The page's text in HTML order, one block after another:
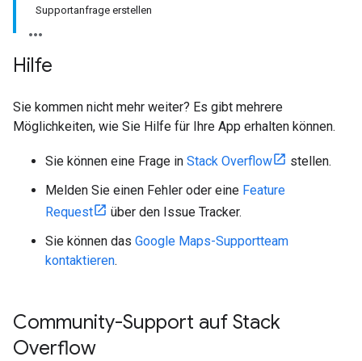
Supportanfrage erstellen
Hilfe
Sie kommen nicht mehr weiter? Es gibt mehrere
Möglichkeiten, wie Sie Hilfe für Ihre App erhalten können.
Sie können eine Frage in Stack Overflow
stellen.
Melden Sie einen Fehler oder eine Feature
Request
über den Issue Tracker.
Sie können das Google Maps-Supportteam
kontaktieren.
Community-Support auf Stack
Overflow